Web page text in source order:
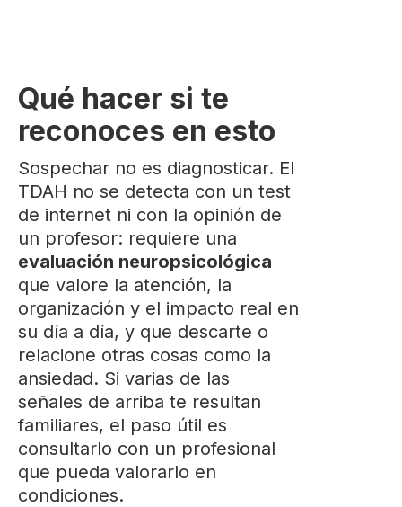
Qué hacer si te
reconoces en esto
Sospechar no es diagnosticar. El
TDAH no se detecta con un test
de internet ni con la opinión de
un profesor: requiere una
evaluación neuropsicológica
que valore la atención, la
organización y el impacto real en
su día a día, y que descarte o
relacione otras cosas como la
ansiedad. Si varias de las
señales de arriba te resultan
familiares, el paso útil es
consultarlo con un profesional
que pueda valorarlo en
condiciones.